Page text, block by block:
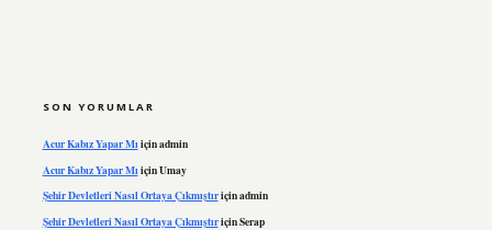
SON YORUMLAR
Acur Kabız Yapar Mıiçinadmin
Acur Kabız Yapar Mı içinUmay
Şehir Devletleri Nasıl Ortaya Çıkmıştıriçinadmin
Şehir Devletleri Nasıl Ortaya ÇıkmıştıriçinSerap